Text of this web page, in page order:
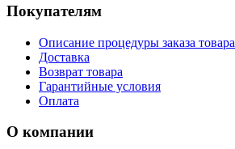
Покупателям
Описание процедуры заказа товара
Доставка
Возврат товара
Гарантийные условия
Оплата
О компании